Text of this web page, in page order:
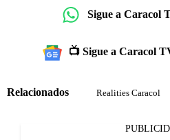
Sigue a Caracol
📺 Sigue a Caracol
Relacionados Realities Caracol